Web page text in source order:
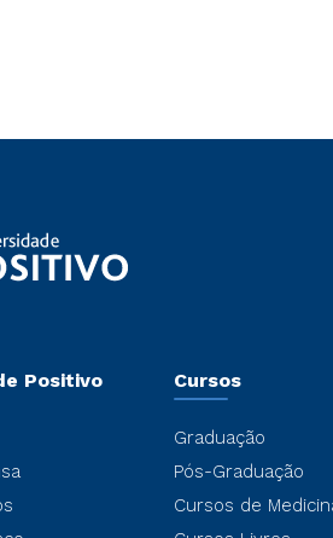
Positivo Cursos
Graduação
Pós-Graduação
Cursos de